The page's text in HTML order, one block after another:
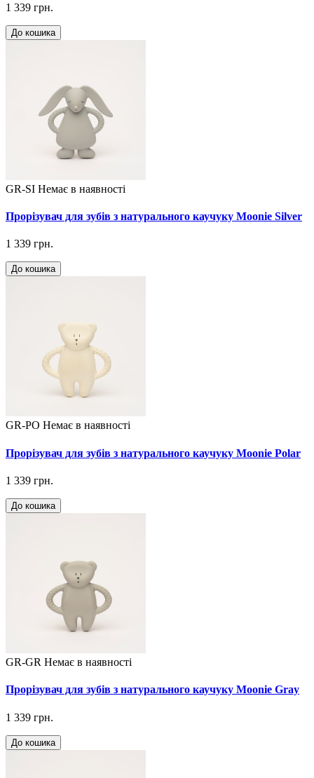
1 339 грн.
До кошика
GR-SI Немає в наявності
Прорізувач для зубів з натурального каучуку Moonie Silver
1 339 грн.
До кошика
GR-PO Немає в наявності
Прорізувач для зубів з натурального каучуку Moonie Polar
1 339 грн.
До кошика
GR-GR Немає в наявності
Прорізувач для зубів з натурального каучуку Moonie Gray
1 339 грн.
До кошика